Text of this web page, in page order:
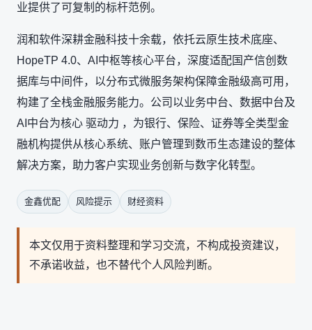
业提供了可复制的标杆范例。
润和软件深耕金融科技十余载，依托云原生技术底座、
HopeTP 4.0、AI中枢等核心平台，深度适配国产信创数
据库与中间件，以分布式微服务架构保障金融级高可用，
构建了全栈金融服务能力。公司以业务中台、数据中台及
AI中台为核心 驱动力 ，为银行、保险、证券等全类型金
融机构提供从核心系统、账户管理到数币生态建设的整体
解决方案，助力客户实现业务创新与数字化转型。
金鑫优配 风险提示 财经资料
本文仅用于资料整理和学习交流，不构成投资建议，
不承诺收益，也不替代个人风险判断。